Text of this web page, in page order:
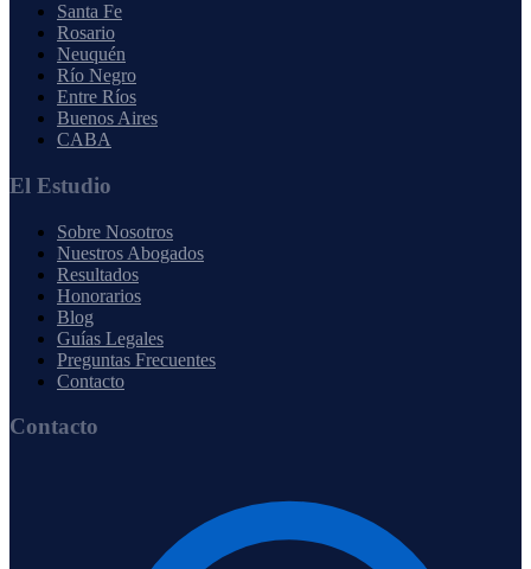
Santa Fe
Rosario
Neuquén
Río Negro
Entre Ríos
Buenos Aires
CABA
El Estudio
Sobre Nosotros
Nuestros Abogados
Resultados
Honorarios
Blog
Guías Legales
Preguntas Frecuentes
Contacto
Contacto